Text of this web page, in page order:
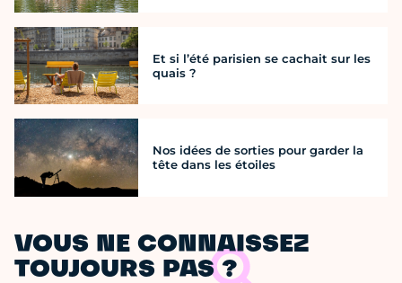
Et si l’été parisien se cachait sur les
quais ?
Nos idées de sorties pour garder la
tête dans les étoiles
VOUS NE CONNAISSEZ
TOUJOURS PAS ?